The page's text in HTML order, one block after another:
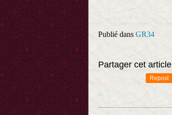
Publié dans GR34
Partager cet article
Repost